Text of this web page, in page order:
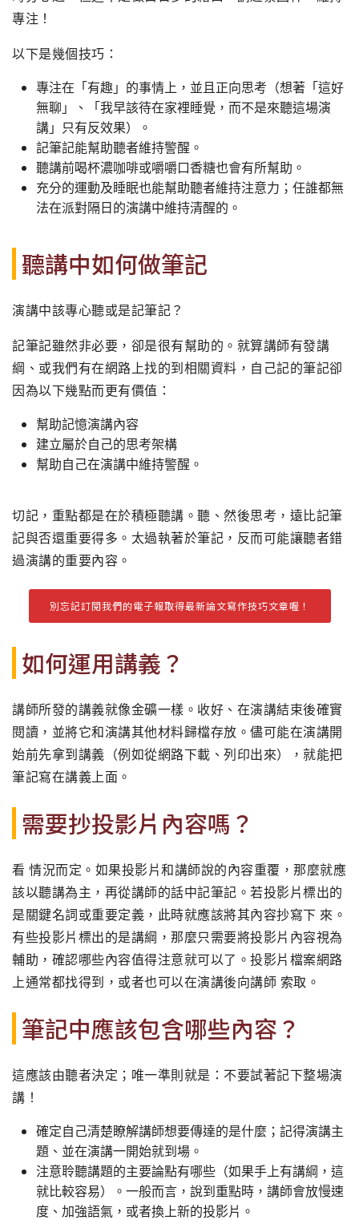
專注！
以下是幾個技巧：
專注在「有趣」的事情上，並且正向思考（想著「這好
無聊」、「我早該待在家裡睡覺，而不是來聽這場演
講」只有反效果）。
記筆記能幫助聽者維持警醒。
聽講前喝杯濃咖啡或嚼嚼口香糖也會有所幫助。
充分的運動及睡眠也能幫助聽者維持注意力；任誰都無
法在派對隔日的演講中維持清醒的。
聽講中如何做筆記
演講中該專心聽或是記筆記？
記筆記雖然非必要，卻是很有幫助的。就算講師有發講
綱、或我們有在網路上找的到相關資料，自己記的筆記卻
因為以下幾點而更有價值：
幫助記憶演講內容
建立屬於自己的思考架構
幫助自己在演講中維持警醒。
切記，重點都是在於積極聽講。聽、然後思考，遠比記筆
記與否還重要得多。太過執著於筆記，反而可能讓聽者錯
過演講的重要內容。
別忘記訂閱我們的電子報取得最新論文寫作技巧文章喔！
如何運用講義？
講師所發的講義就像金礦一樣。收好、在演講結束後確實
閱讀，並將它和演講其他材料歸檔存放。儘可能在演講開
始前先拿到講義（例如從網路下載、列印出來），就能把
筆記寫在講義上面。
需要抄投影片內容嗎？
看 情況而定。如果投影片和講師說的內容重覆，那麼就應
該以聽講為主，再從講師的話中記筆記。若投影片標出的
是關鍵名詞或重要定義，此時就應該將其內容抄寫下 來。
有些投影片標出的是講綱，那麼只需要將投影片內容視為
輔助，確認哪些內容值得注意就可以了。投影片檔案網路
上通常都找得到，或者也可以在演講後向講師 索取。
筆記中應該包含哪些內容？
這應該由聽者決定；唯一準則就是：不要試著記下整場演
講！
確定自己清楚瞭解講師想要傳達的是什麼；記得演講主
題、並在演講一開始就到場。
注意聆聽講題的主要論點有哪些（如果手上有講綱，這
就比較容易）。一般而言，說到重點時，講師會放慢速
度、加強語氣，或者換上新的投影片。